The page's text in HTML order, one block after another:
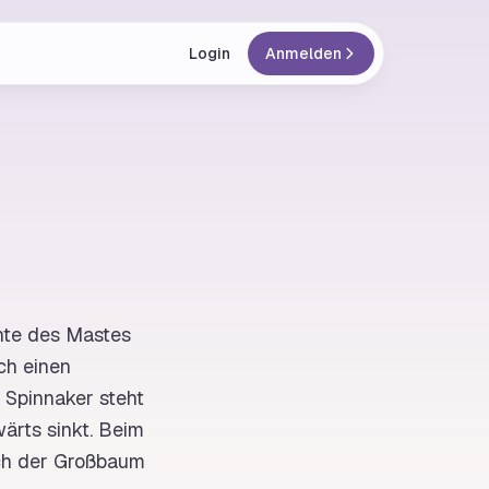
Login Anmelden
des Mastes
einen
Spinnaker steht
sinkt. Beim
der Großbaum